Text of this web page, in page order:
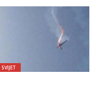
SVIJET